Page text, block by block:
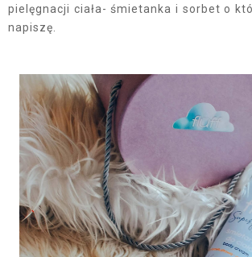
pielęgnacji ciała- śmietanka i sorbet o
napiszę.